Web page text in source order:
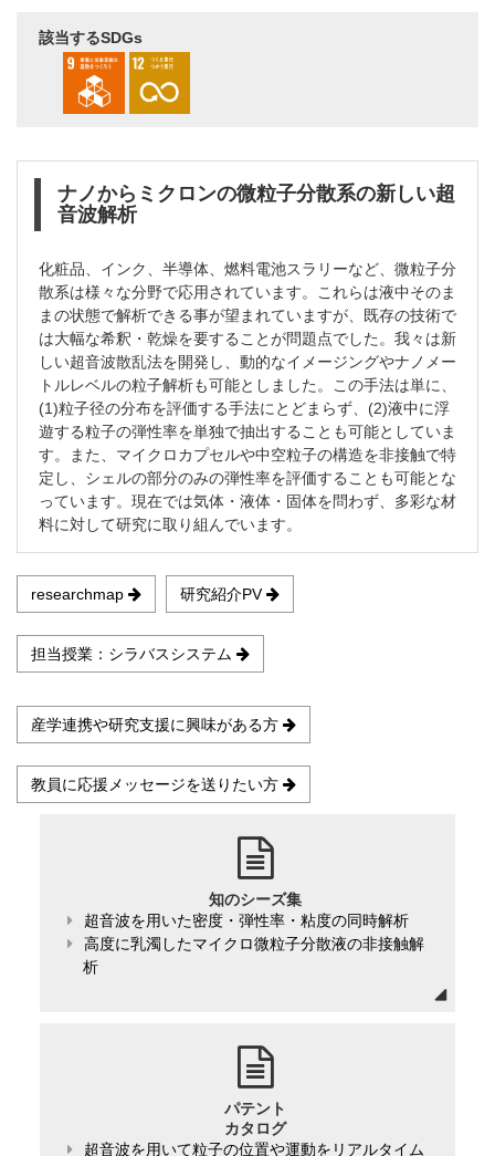
該当するSDGs
ナノからミクロンの微粒子分散系の新しい超
音波解析
化粧品、インク、半導体、燃料電池スラリーなど、微粒子分
散系は様々な分野で応用されています。これらは液中そのま
まの状態で解析できる事が望まれていますが、既存の技術で
は大幅な希釈・乾燥を要することが問題点でした。我々は新
しい超音波散乱法を開発し、動的なイメージングやナノメー
トルレベルの粒子解析も可能としました。この手法は単に、
(1)粒子径の分布を評価する手法にとどまらず、(2)液中に浮
遊する粒子の弾性率を単独で抽出することも可能としていま
す。また、マイクロカプセルや中空粒子の構造を非接触で特
定し、シェルの部分のみの弾性率を評価することも可能とな
っています。現在では気体・液体・固体を問わず、多彩な材
料に対して研究に取り組んでいます。
researchmap 研究紹介PV
担当授業：シラバスシステム
産学連携や研究支援に興味がある方
教員に応援メッセージを送りたい方
知のシーズ集
超音波を用いた密度・弾性率・粘度の同時解析
高度に乳濁したマイクロ微粒子分散液の非接触解
析
パテント
カタログ
超音波を用いて粒子の位置や運動をリアルタイム